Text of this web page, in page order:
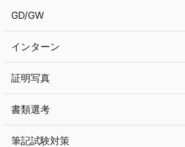
GD/GW
インターン
証明写真
書類選考
筆記試験対策